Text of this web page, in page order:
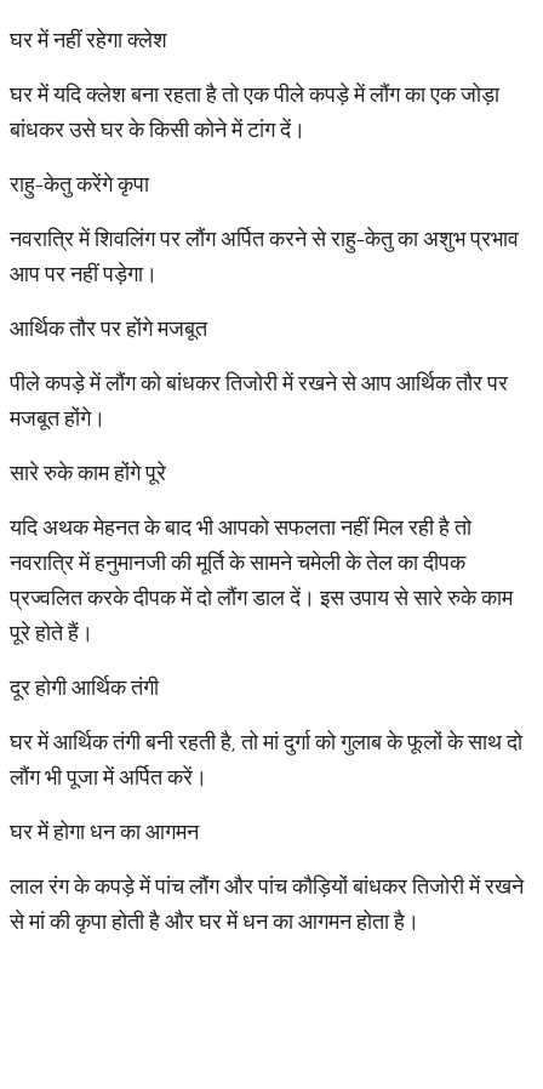
घर में नहीं रहेगा क्लेश
घर में यदि क्लेश बना रहता है तो एक पीले कपड़े में लौंग का एक जोड़ा
बांधकर उसे घर के किसी कोने में टांग दें।
राहु-केतु करेंगे कृपा
नवरात्रि में शिवलिंग पर लौंग अर्पित करने से राहु-केतु का अशुभ प्रभाव
आप पर नहीं पड़ेगा।
आर्थिक तौर पर होंगे मजबूत
पीले कपड़े में लौंग को बांधकर तिजोरी में रखने से आप आर्थिक तौर पर
मजबूत होंगे।
सारे रुके काम होंगे पूरे
यदि अथक मेहनत के बाद भी आपको सफलता नहीं मिल रही है तो
नवरात्रि में हनुमानजी की मूर्ति के सामने चमेली के तेल का दीपक
प्रज्वलित करके दीपक में दो लौंग डाल दें। इस उपाय से सारे रुके काम
पूरे होते हैं।
दूर होगी आर्थिक तंगी
घर में आर्थिक तंगी बनी रहती है, तो मां दुर्गा को गुलाब के फूलों के साथ दो
लौंग भी पूजा में अर्पित करें।
घर में होगा धन का आगमन
लाल रंग के कपड़े में पांच लौंग और पांच कौड़ियों बांधकर तिजोरी में रखने
से मां की कृपा होती है और घर में धन का आगमन होता है।